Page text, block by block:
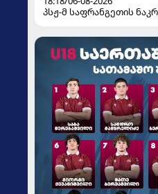
პსჟ-მ საფრანგეთის